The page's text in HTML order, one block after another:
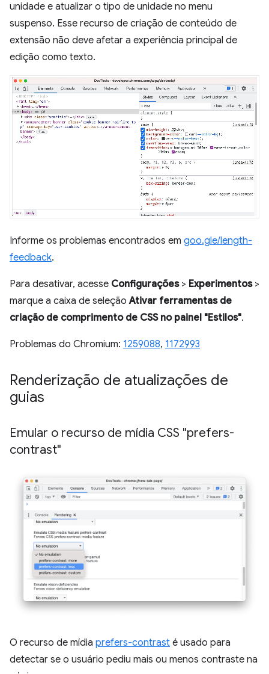
unidade e atualizar o tipo de unidade no menu
suspenso. Esse recurso de criação de conteúdo de
extensão não deve afetar a experiência principal de
edição como texto.
Informe os problemas encontrados em goo.gle/length-
feedback.
Para desativar, acesse Configurações> Experimentos>
marque a caixa de seleçãoAtivar ferramentas de
criação de comprimento de CSS no painel "Estilos".
Problemas do Chromium: 1259088, 1172993
Renderização de atualizações de
guias
Emular o recurso de mídia CSS "prefers-
contrast"
O recurso de mídia prefers-contrast é usado para
detectar se o usuário pediu mais ou menos contraste na